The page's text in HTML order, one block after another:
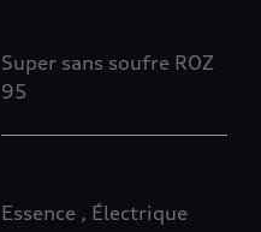
Super sans soufre ROZ
95
Essence , Électrique